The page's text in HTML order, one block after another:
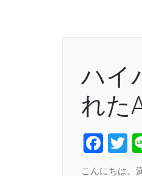
ハイ
れた
こんにちは。